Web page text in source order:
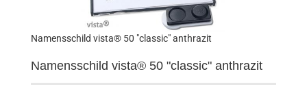
Namensschild vista® 50 "classic" anthrazit
Namensschild vista® 50 "classic" anthrazit